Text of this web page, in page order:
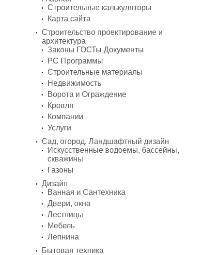
Строительные калькуляторы
Карта сайта
Строительство проектирование и
архитектура
Законы ГОСТы Документы
PC Программы
Строительные материалы
Недвижимость
Ворота и Ограждение
Кровля
Компании
Услуги
Сад, огород. Ландшафтный дизайн
Искусственные водоемы, бассейны,
скважины
Газоны
Дизайн
Ванная и Сантехника
Двери, окна
Лестницы
Мебель
Лепнина
Бытовая техника